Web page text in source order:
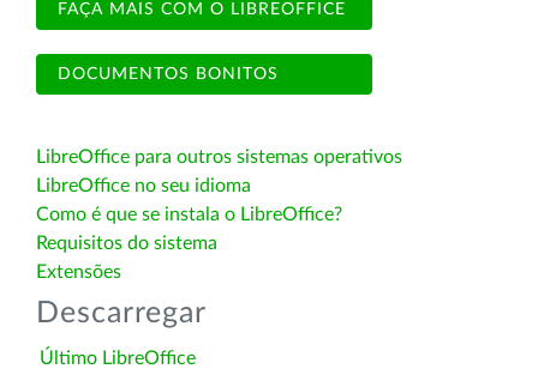
FAÇA MAIS COM O LIBREOFFICE
DOCUMENTOS BONITOS
LibreOffice para outros sistemas operativos
LibreOffice no seu idioma
Como é que se instala o LibreOffice?
Requisitos do sistema
Extensões
Descarregar
Último LibreOffice